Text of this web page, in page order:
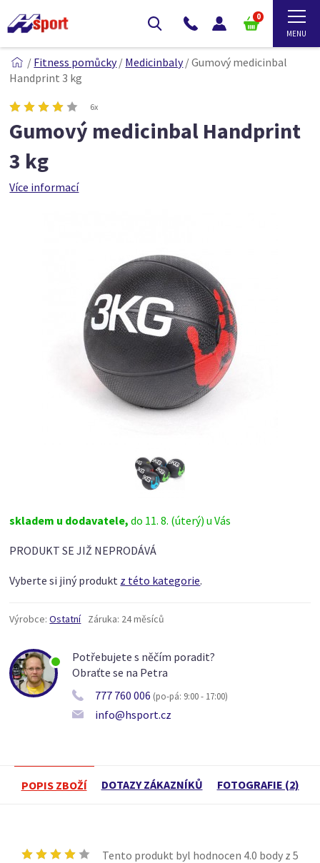
0
/ Fitness pomůcky/ Medicinbaly/Gumový medicinbal
Handprint 3 kg
6x
Gumový medicinbal Handprint
3 kg
Více informací
skladem u dodavatele,do 11. 8. (úterý) u Vás
PRODUKT SE JIŽ NEPRODÁVÁ
Vyberte si jiný produkt z této kategorie.
Výrobce: Ostatní Záruka: 24 měsíců
Potřebujete s něčím poradit?
Obraťte se na Petra
777 760 006 (po-pá: 9:00 - 17:00)
info@hsport.cz
POPIS ZBOŽÍ DOTAZY ZÁKAZNÍKŮ FOTOGRAFIE (2)
Tento produkt byl hodnocen 4.0 body z 5